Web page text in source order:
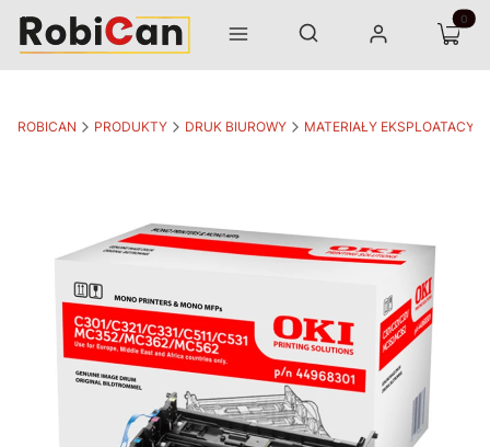
Menu Otwórz wyszukiwarkę
Szukaj Zaloguj się Koszyk
ROBICAN PRODUKTY DRUK BIUROWY MATERIAŁY